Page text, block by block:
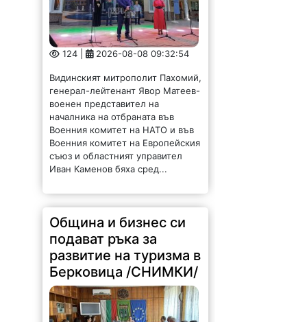
124 | 2026-08-08 09:32:54
Видинският митрополит Пахомий,
генерал-лейтенант Явор Матеев-
военен представител на
началника на отбраната във
Военния комитет на НАТО и във
Военния комитет на Европейския
съюз и областният управител
Иван Каменов бяха сред...
Община и бизнес си
подават ръка за
развитие на туризма в
Берковица /СНИМКИ/